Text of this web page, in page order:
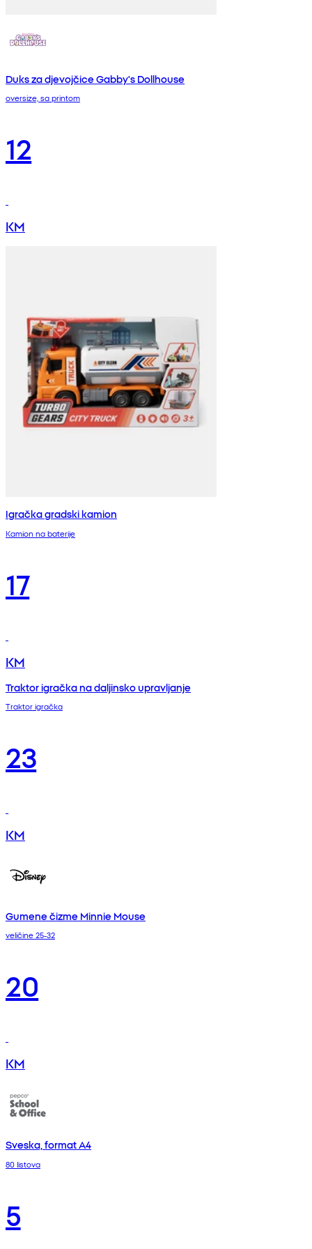
Duks za djevojčice Gabby's Dollhouse
oversize, sa printom
12
KM
Igračka gradski kamion
Kamion na baterije
17
KM
Traktor igračka na daljinsko upravljanje
Traktor igračka
23
KM
Gumene čizme Minnie Mouse
veličine 25-32
20
KM
Sveska, format A4
80 listova
5